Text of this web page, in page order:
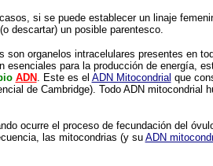
si se puede establecer un linaje
descartar) un posible parentesco.
son organelos intracelulares presentes en
esenciales para la producción de energía,
ADN . Este es el ADN Mitocondrial que
de Cambridge). Todo ADN mitocondrial
ocurre el proceso de fecundación del
las mitocondrias (y su ADN